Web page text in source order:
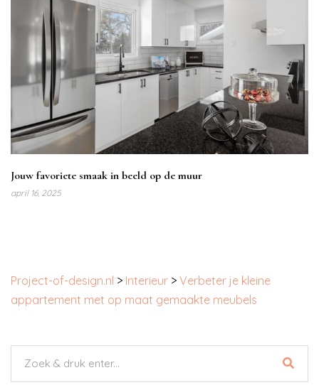
Jouw favoriete smaak in beeld op de muur
april 16, 2025
Project-of-design.nl > Interieur > Verbeter je kleine
appartement met op maat gemaakte meubels